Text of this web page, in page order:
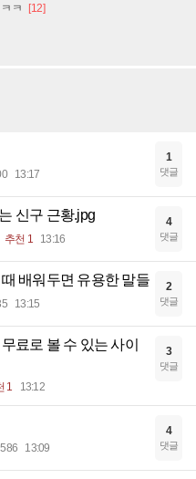
ㅋ [12]
13:17
1
댓글
신구 근황.jpg
추천 1 13:16
4
댓글
배워두면 유용한 말들
13:15
2
댓글
료로 볼 수 있는 사이
1 13:12
3
댓글
13:09
4
댓글